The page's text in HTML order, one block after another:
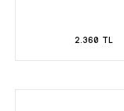
2.360 TL